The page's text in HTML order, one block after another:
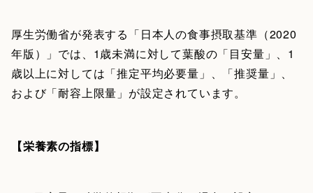
厚生労働省が発表する「日本人の食事摂取基準（2020
年版）」では、1歳未満に対して葉酸の「目安量」、1
歳以上に対しては「推定平均必要量」、「推奨量」、
および「耐容上限量」が設定されています。
【栄養素の指標】